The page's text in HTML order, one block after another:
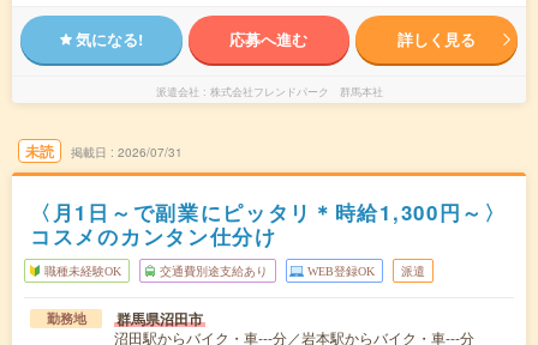
気になる! 応募へ進む 詳しく見る
派遣会社 株式会社フレンドパーク 群馬本社
未読 掲載日 2026/07/31
〈月1日～で副業にピッタリ＊時給1,300円～〉
コスメのカンタン仕分け
職種未経験OK 交通費別途支給あり WEB登録OK 派遣
勤務地 群馬県沼田市
沼田駅からバイク・車---分／岩本駅からバイク・車---分